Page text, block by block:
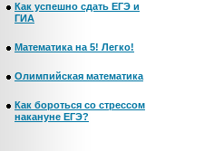
Как успешно сдать ЕГЭ и
ГИА
Математика на 5! Легко!
Олимпийская математика
Как бороться со стрессом
накануне ЕГЭ?